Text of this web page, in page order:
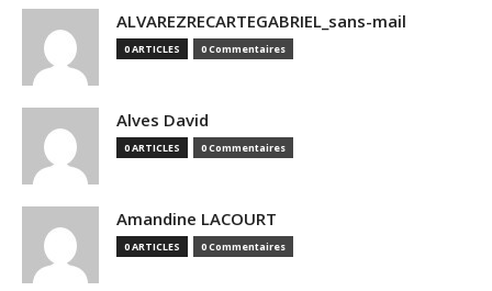
ALVAREZRECARTEGABRIEL_sans-mail
0 ARTICLES 0 Commentaires
Alves David
0 ARTICLES 0 Commentaires
Amandine LACOURT
0 ARTICLES 0 Commentaires